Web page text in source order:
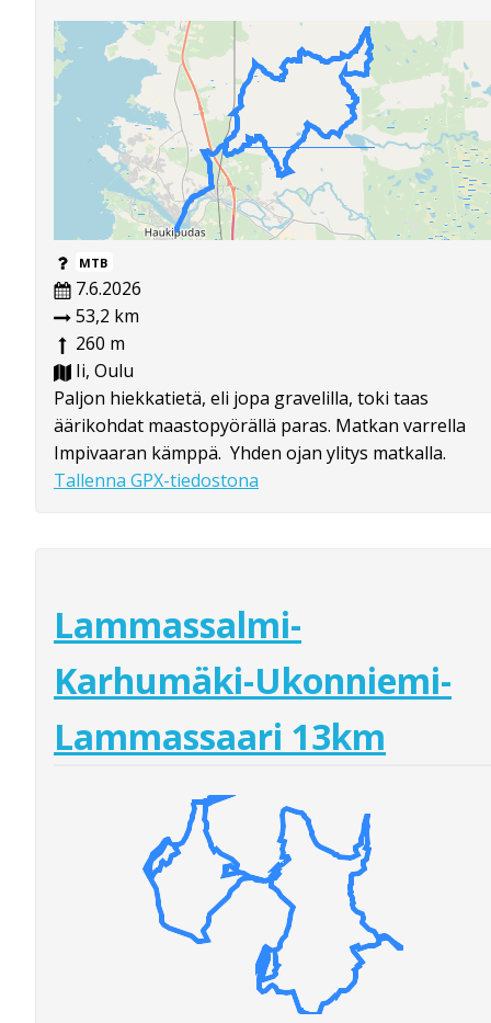
MTB
7.6.2026
53,2 km
260 m
Ii, Oulu
Paljon hiekkatietä, eli jopa gravelilla, toki taas
äärikohdat maastopyörällä paras. Matkan varrella
Impivaaran kämppä. Yhden ojan ylitys matkalla.
Tallenna GPX-tiedostona
Lammassalmi-
Karhumäki-Ukonniemi-
Lammassaari 13km